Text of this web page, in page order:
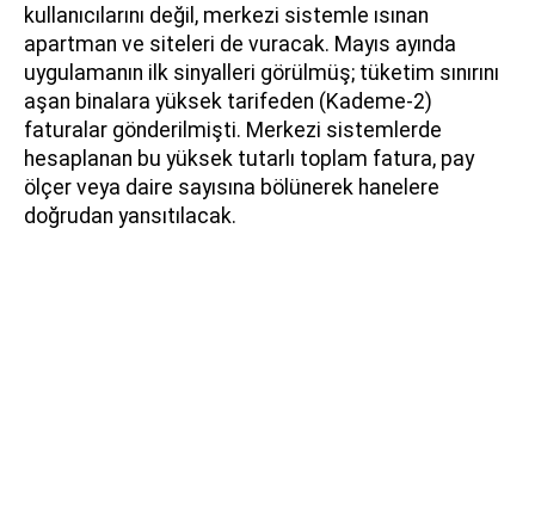
kullanıcılarını değil, merkezi sistemle ısınan
apartman ve siteleri de vuracak. Mayıs ayında
uygulamanın ilk sinyalleri görülmüş; tüketim sınırını
aşan binalara yüksek tarifeden (Kademe-2)
faturalar gönderilmişti. Merkezi sistemlerde
hesaplanan bu yüksek tutarlı toplam fatura, pay
ölçer veya daire sayısına bölünerek hanelere
doğrudan yansıtılacak.